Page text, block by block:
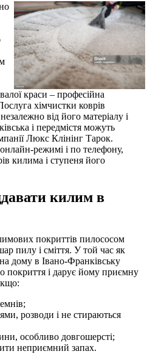
краси – професійна
хімчистки коврів
від його матеріалу і
і передмістя можуть
Люкс Клінінг Тарок.
режимі і по телефону,
килима і ступеня його
килим в
покриттів пилососом
пилу і сміття. У той час як
дому в Івано-Франківську
покриття і дарує йому приємну
розводи і не стираються
особливо довгошерсті;
неприємний запах.